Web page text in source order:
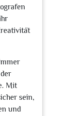
Mit
sein,
und